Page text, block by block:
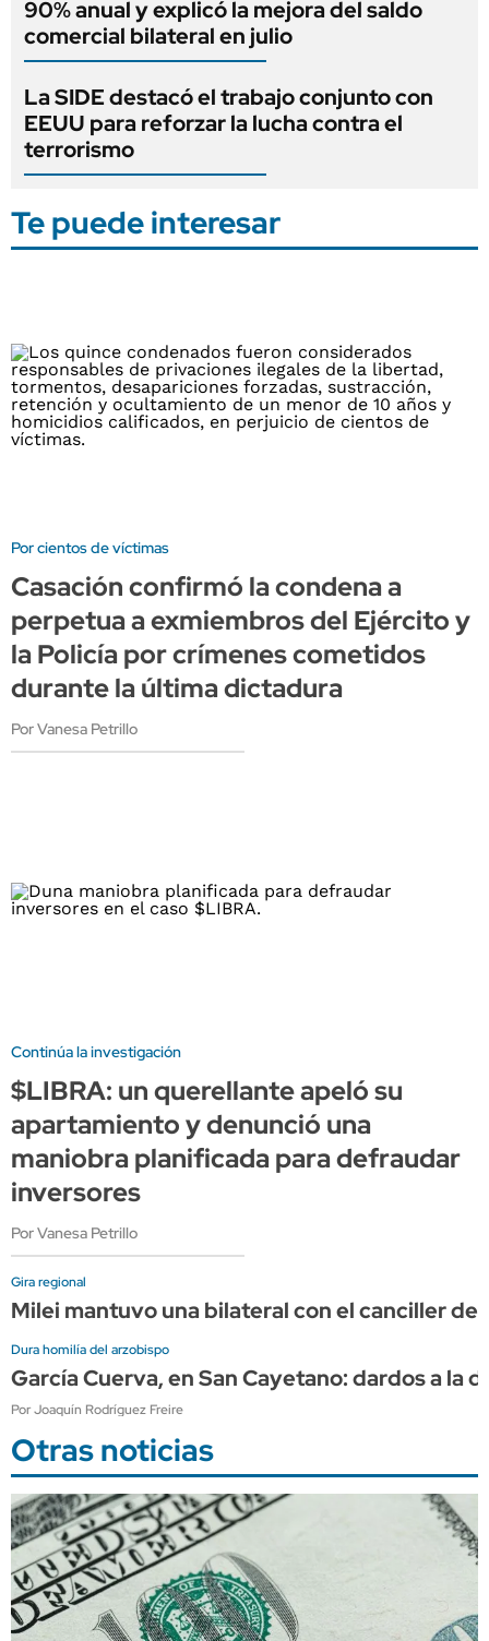
90% anual y explicó la mejora del saldo
comercial bilateral en julio
La SIDE destacó el trabajo conjunto con
EEUU para reforzar la lucha contra el
terrorismo
Te puede interesar
Por cientos de víctimas
Casación confirmó la condena a
perpetua a exmiembros del Ejército y
la Policía por crímenes cometidos
durante la última dictadura
Por Vanesa Petrillo
Continúa la investigación
$LIBRA: un querellante apeló su
apartamiento y denunció una
maniobra planificada para defraudar
inversores
Por Vanesa Petrillo
Gira regional
Milei mantuvo una bilateral con el canciller de
Dura homilía del arzobispo
García Cuerva, en San Cayetano: dardos a la
Por Joaquín Rodríguez Freire
Otras noticias